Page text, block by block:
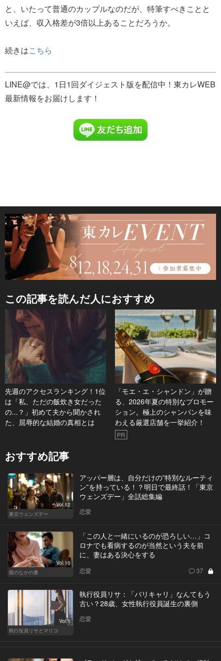
と、いたって普通のカップルなのだが、特筆すべきことと
いえば、収入格差が3倍以上あることだろうか。
続きはこちら
LINE@では、1日1回ダイジェスト版を配信中！東カレWEB
最新情報をお届けします！
この記事を読んだ人におすすめ
先週のアクセスランキング！1位
は「私、ただの飯炊き女だった
の...？」初めて夫から聞かされ
た、屈辱的な結婚の真相とは
「モエ・エ・シャンドン」が贈
る、2026年夏の特別なプロモー
ション。極上のシャンパンを味
わえる厳選店舗を一挙紹介！
PR
おすすめ記事
Vol.12
東京ウェンズデー
アッパー層は、自分だけの”特別なルーティ
ン”を持っている！？明日で最終話！「東京
ウェンズデー」全話総集編
恋愛
Vol.10
籠のなかの妻
「この人と一緒にいるのが恐ろしい…」コ
ロナでも看病するのが当然という夫を前
に、妻はある決心をする
恋愛 37
Vol.1
執行役員リサとマリコ
執行役員リサ：「バリキャリ」なんてもう
古い？28歳、女性執行役員誕生の裏側
恋愛